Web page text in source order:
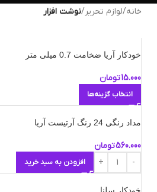
خانه/لوازم تحریر/نوشت افزار
خودکار آریا ضخامت 0.7 میلی متر
15.000تومان
انتخاب گزینه‌ها
مداد رنگی 24 رنگ آرتیست آریا
560.000تومان
افزودن به سبد خرید